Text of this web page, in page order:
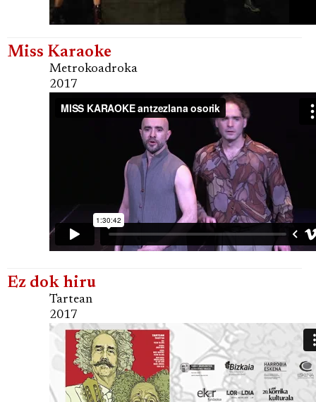
Miss Karaoke
Metrokoadroka
2017
Ez dok hiru
Tartean
2017